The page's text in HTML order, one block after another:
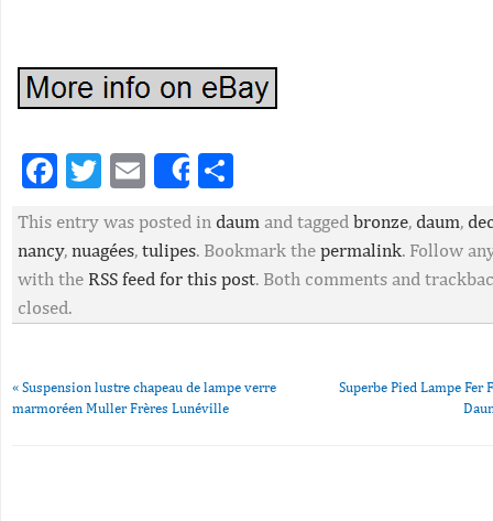
Facebook
Twitter
EmailShare
This entry was posted in daum and tagged bronze, daum,
nancy, nuagées, tulipes. Bookmark the permalink. Follow
with the RSS feed for this post. Both comments and
closed.
« Suspension lustre chapeau de lampe verre
marmoréen Muller Frères Lunéville
Superbe Pied Lampe Fer